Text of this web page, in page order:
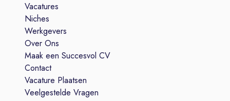
Vacatures
Niches
Werkgevers
Over Ons
Maak een Succesvol CV
Contact
Vacature Plaatsen
Veelgestelde Vragen